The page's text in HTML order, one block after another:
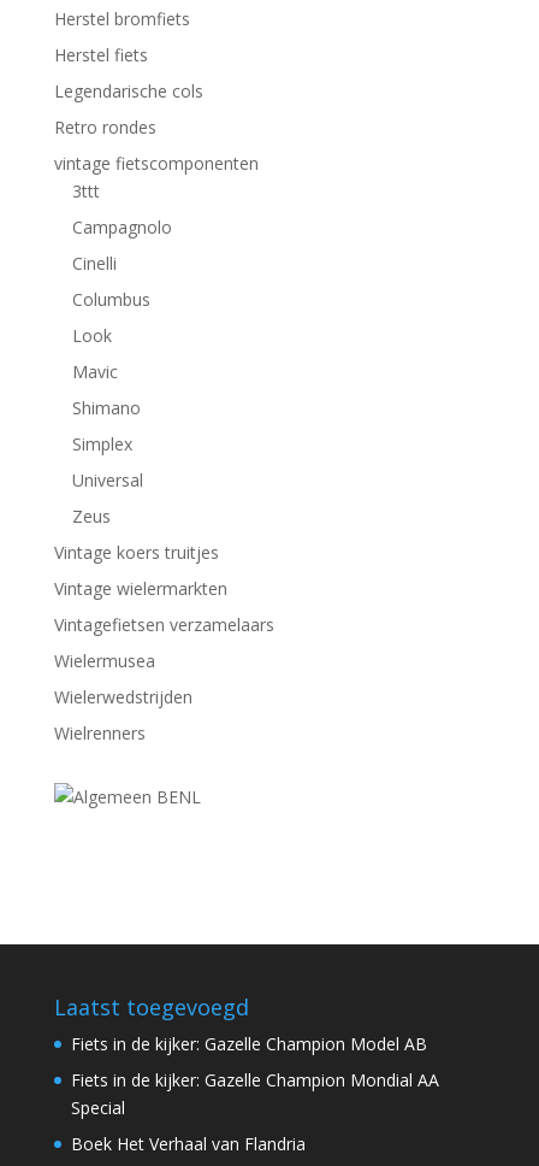
Herstel bromfiets
Herstel fiets
Legendarische cols
Retro rondes
vintage fietscomponenten
3ttt
Campagnolo
Cinelli
Columbus
Look
Mavic
Shimano
Simplex
Universal
Zeus
Vintage koers truitjes
Vintage wielermarkten
Vintagefietsen verzamelaars
Wielermusea
Wielerwedstrijden
Wielrenners
Laatst toegevoegd
Fiets in de kijker: Gazelle Champion Model AB
Fiets in de kijker: Gazelle Champion Mondial AA
Special
Boek Het Verhaal van Flandria